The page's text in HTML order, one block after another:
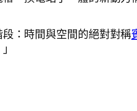
段：時間與空間的絕對對稱